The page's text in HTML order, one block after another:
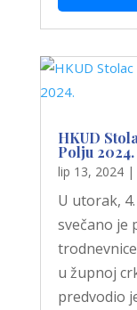
HKUD
Polju 2024.
lip 13, 2024|
U utorak,
svečano je
u župnoj
predvodio